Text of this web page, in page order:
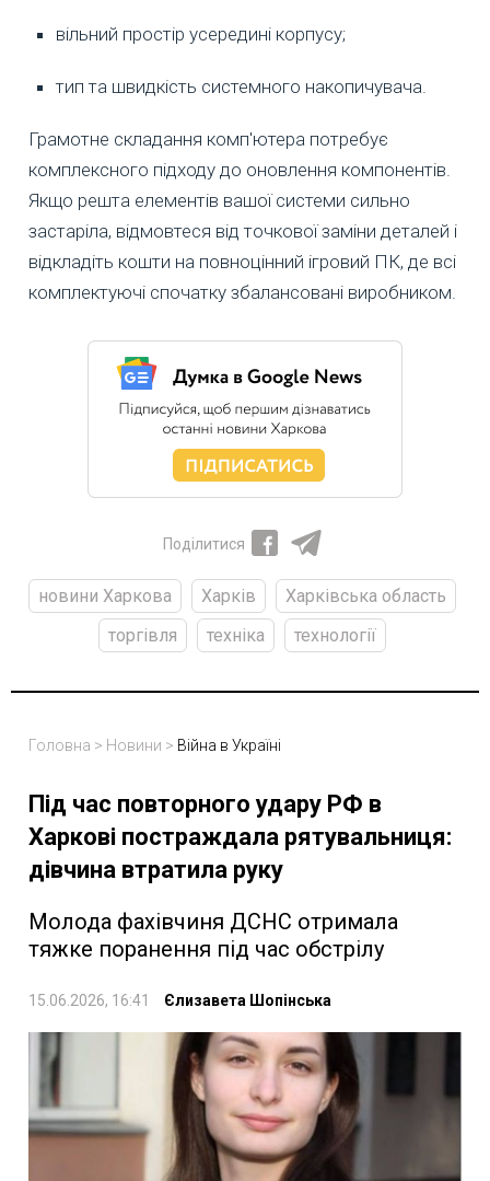
вільний простір усередині корпусу;
тип та швидкість системного накопичувача.
Грамотне складання комп'ютера потребує
комплексного підходу до оновлення компонентів.
Якщо решта елементів вашої системи сильно
застаріла, відмовтеся від точкової заміни деталей і
відкладіть кошти на повноцінний ігровий ПК, де всі
комплектуючі спочатку збалансовані виробником.
Поділитися
новини Харкова Харків
Харківська область
торгівля
техніка технології
Головна > Новини > Війна в Україні
Під час повторного удару РФ в
Харкові постраждала рятувальниця:
дівчина втратила руку
Молода фахівчиня ДСНС отримала
тяжке поранення під час обстрілу
15.06.2026, 16:41 Єлизавета Шопінська